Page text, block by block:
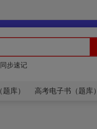
步速记
步速记
库） 高考电子书（题库）